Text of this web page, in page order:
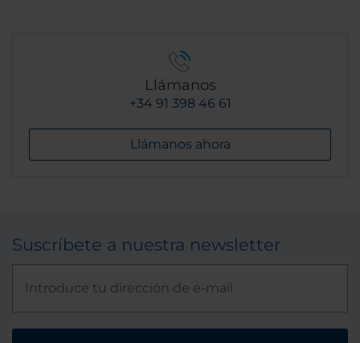
Llámanos
+34 91 398 46 61
Llámanos ahora
Suscríbete a nuestra newsletter